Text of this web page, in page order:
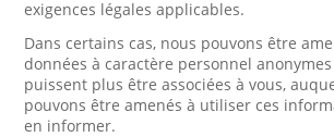
exigences légales applicables.
Dans certains cas, nous pouvons être
données à caractère personnel anonymes
puissent plus être associées à vous,
pouvons être amenés à utiliser ces
en informer.